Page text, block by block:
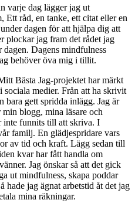
varje dag lägger jag ut
Ett råd, en tanke, ett citat eller en
dagen för att hjälpa dig att
plockar jag fram det rådet jag
Dagens mindfulness
behöver öva mig i tillit.
Bästa Jag-projektet har märkt
medier. Från att ha skrivit
bara gett spridda inlägg. Jag är
blogg, mina läsare och
inte funnits till att skriva. I
familj. En glädjespridare vars
av tid och kraft. Lägg sedan till
kvar har fått handla om
Jag önskar så att det gick
ut mindfulness, skapa poddar
hade jag ägnat arbetstid åt det jag
mina räkningar.